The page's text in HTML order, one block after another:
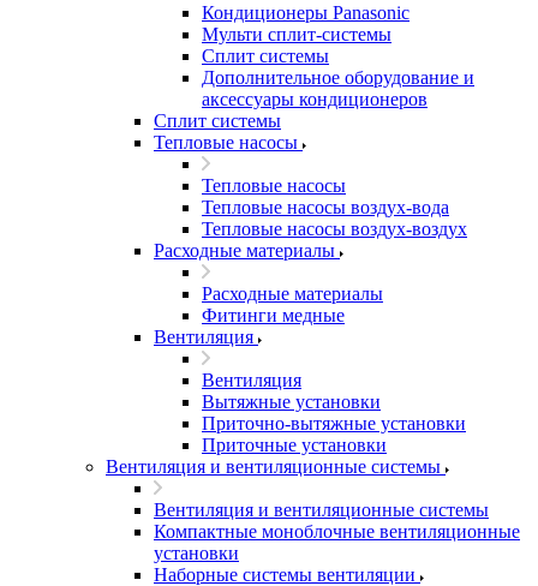
Кондиционеры Panasonic
Мульти сплит-системы
Сплит системы
Дополнительное оборудование и
аксессуары кондиционеров
Сплит системы
Тепловые насосы
Тепловые насосы
Тепловые насосы воздух-вода
Тепловые насосы воздух-воздух
Расходные материалы
Расходные материалы
Фитинги медные
Вентиляция
Вентиляция
Вытяжные установки
Приточно-вытяжные установки
Приточные установки
Вентиляция и вентиляционные системы
Вентиляция и вентиляционные системы
Компактные моноблочные вентиляционные
установки
Наборные системы вентиляции